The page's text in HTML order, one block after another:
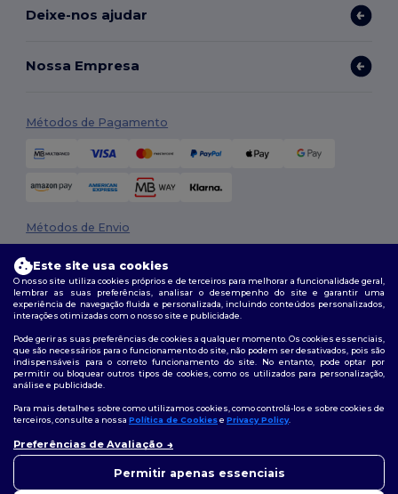
Deixe-nos ajudar
Nossa Empresa
Métodos de Pagamento
Métodos de Envio
2026. Todos os direitos reservados
Termos e Condições|Política de personalização
|Política de cookies|Mapa do Site
Siga-nos
Este site usa cookies
O nosso site utiliza cookies próprios e de terceiros para melhorar a funcionalidade geral,
lembrar as suas preferências, analisar o desempenho do site e garantir uma
experiência de navegação fluida e personalizada, incluindo conteúdos personalizados,
interações otimizadas com o nosso site e publicidade.
Pode gerir as suas preferências de cookies a qualquer momento. Os cookies essenciais,
que são necessários para o funcionamento do site, não podem ser desativados, pois são
indispensáveis para o correto funcionamento do site. No entanto, pode optar por
permitir ou bloquear outros tipos de cookies, como os utilizados para personalização,
análise e publicidade.
Para mais detalhes sobre como utilizamos cookies, como controlá-los e sobre cookies de
terceiros, consulte a nossa Política de Cookiese Privacy Policy.
Preferências de Avaliação
Permitir apenas essenciais
questão, pode contactar-nos a